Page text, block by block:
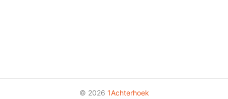
© 2026 1Achterhoek